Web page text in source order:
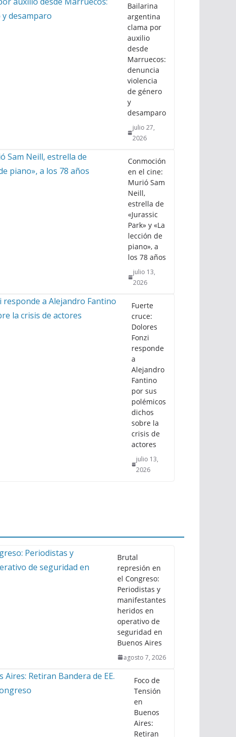
Bailarina
argentina
clama por
auxilio
desde
Marruecos:
denuncia
violencia
de género
y
desamparo
julio 27,
2026
Conmoción
en el cine:
Murió Sam
Neill,
estrella de
«Jurassic
Park» y «La
lección de
piano», a
los 78 años
julio 13,
2026
Fuerte
cruce:
Dolores
Fonzi
responde
a
Alejandro
Fantino
por sus
polémicos
dichos
sobre la
crisis de
actores
julio 13,
2026
Brutal
represión en
el Congreso:
Periodistas y
manifestantes
heridos en
operativo de
seguridad en
Buenos Aires
agosto 7, 2026
Foco de
Tensión
en
Buenos
Aires:
Retiran